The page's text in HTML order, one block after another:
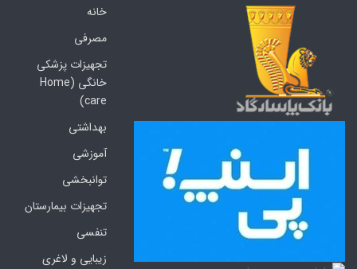
خانه
مصرفی
تجهیزات پزشکی
خانگی (Home
care)
بهداشتی
آموزشی
توانبخشی
تجهیزات بیمارستان
تنفسی
زیبایی و لاغری